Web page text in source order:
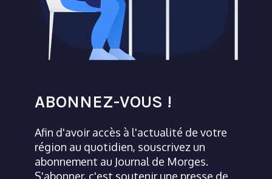
ABONNEZ-VOUS !
Afin d'avoir accès à l'actualité de votre
région au quotidien, souscrivez un
abonnement au Journal de Morges.
S'abonner, c'est soutenir une presse de